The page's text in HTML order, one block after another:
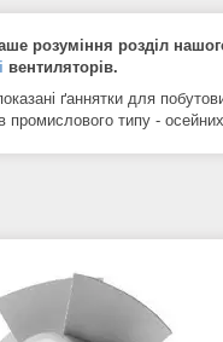
розуміння розділ
вентиляторів.
ґаннятки для
промислового типу -